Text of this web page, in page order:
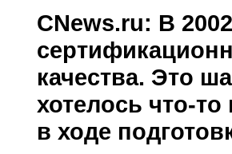
CNews.ru: В
качества. Это
хотелось что-
в ходе